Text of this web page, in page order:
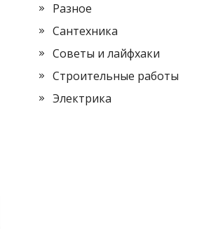
Разное
Сантехника
Советы и лайфхаки
Строительные работы
Электрика